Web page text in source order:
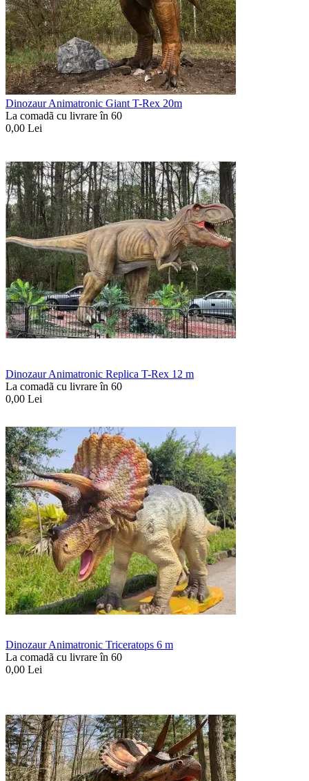
Dinozaur Animatronic Giant T-Rex 20m
La comadã cu livrare în 60
0,00 Lei
Dinozaur Animatronic Replica T-Rex 12 m
La comadã cu livrare în 60
0,00 Lei
Dinozaur Animatronic Triceratops 6 m
La comadã cu livrare în 60
0,00 Lei